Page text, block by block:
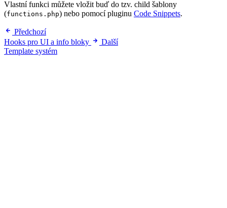
Vlastní funkci můžete vložit buď do tzv. child šablony
(functions.php) nebo pomocí pluginu Code Snippets.
Předchozí
Hooks pro UI a info bloky
Další
Template systém